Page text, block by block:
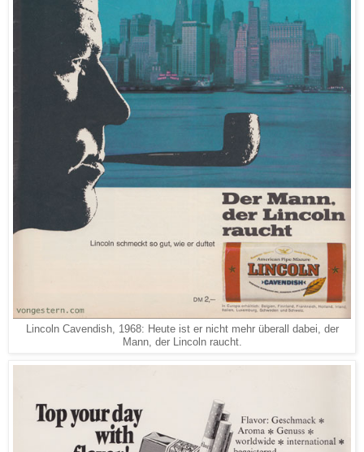
Lincoln Cavendish, 1968: Heute ist er nicht mehr überall dabei, der
Mann, der Lincoln raucht.